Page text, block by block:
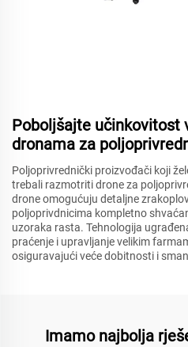
Poboljšajte učinkovitost
dronama za
Poljoprivrednički proizvođači koji
trebali razmotriti drone za
drone omogućuju detaljne
poljoprivdnicima kompletno
uzoraka rasta. Tehnologija
praćenje i upravljanje velikim
osiguravajući veće dobitnosti i
Imamo najbolja